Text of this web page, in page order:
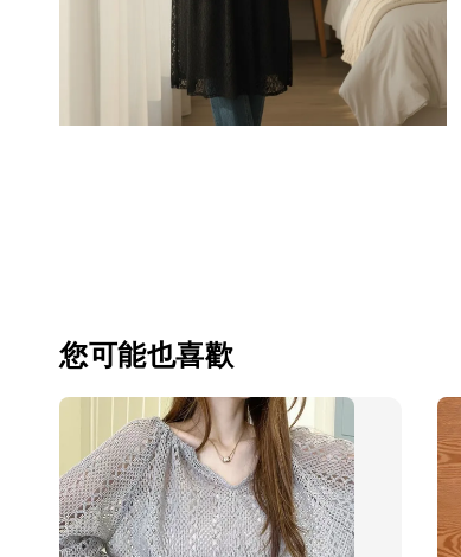
您可能也喜歡